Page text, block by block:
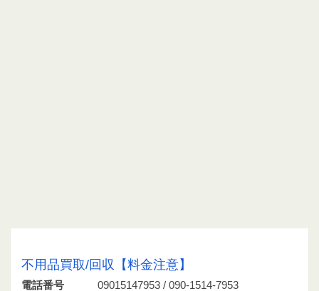
不用品買取/回収【料金注意】
電話番号
09015147953 / 090-1514-7953